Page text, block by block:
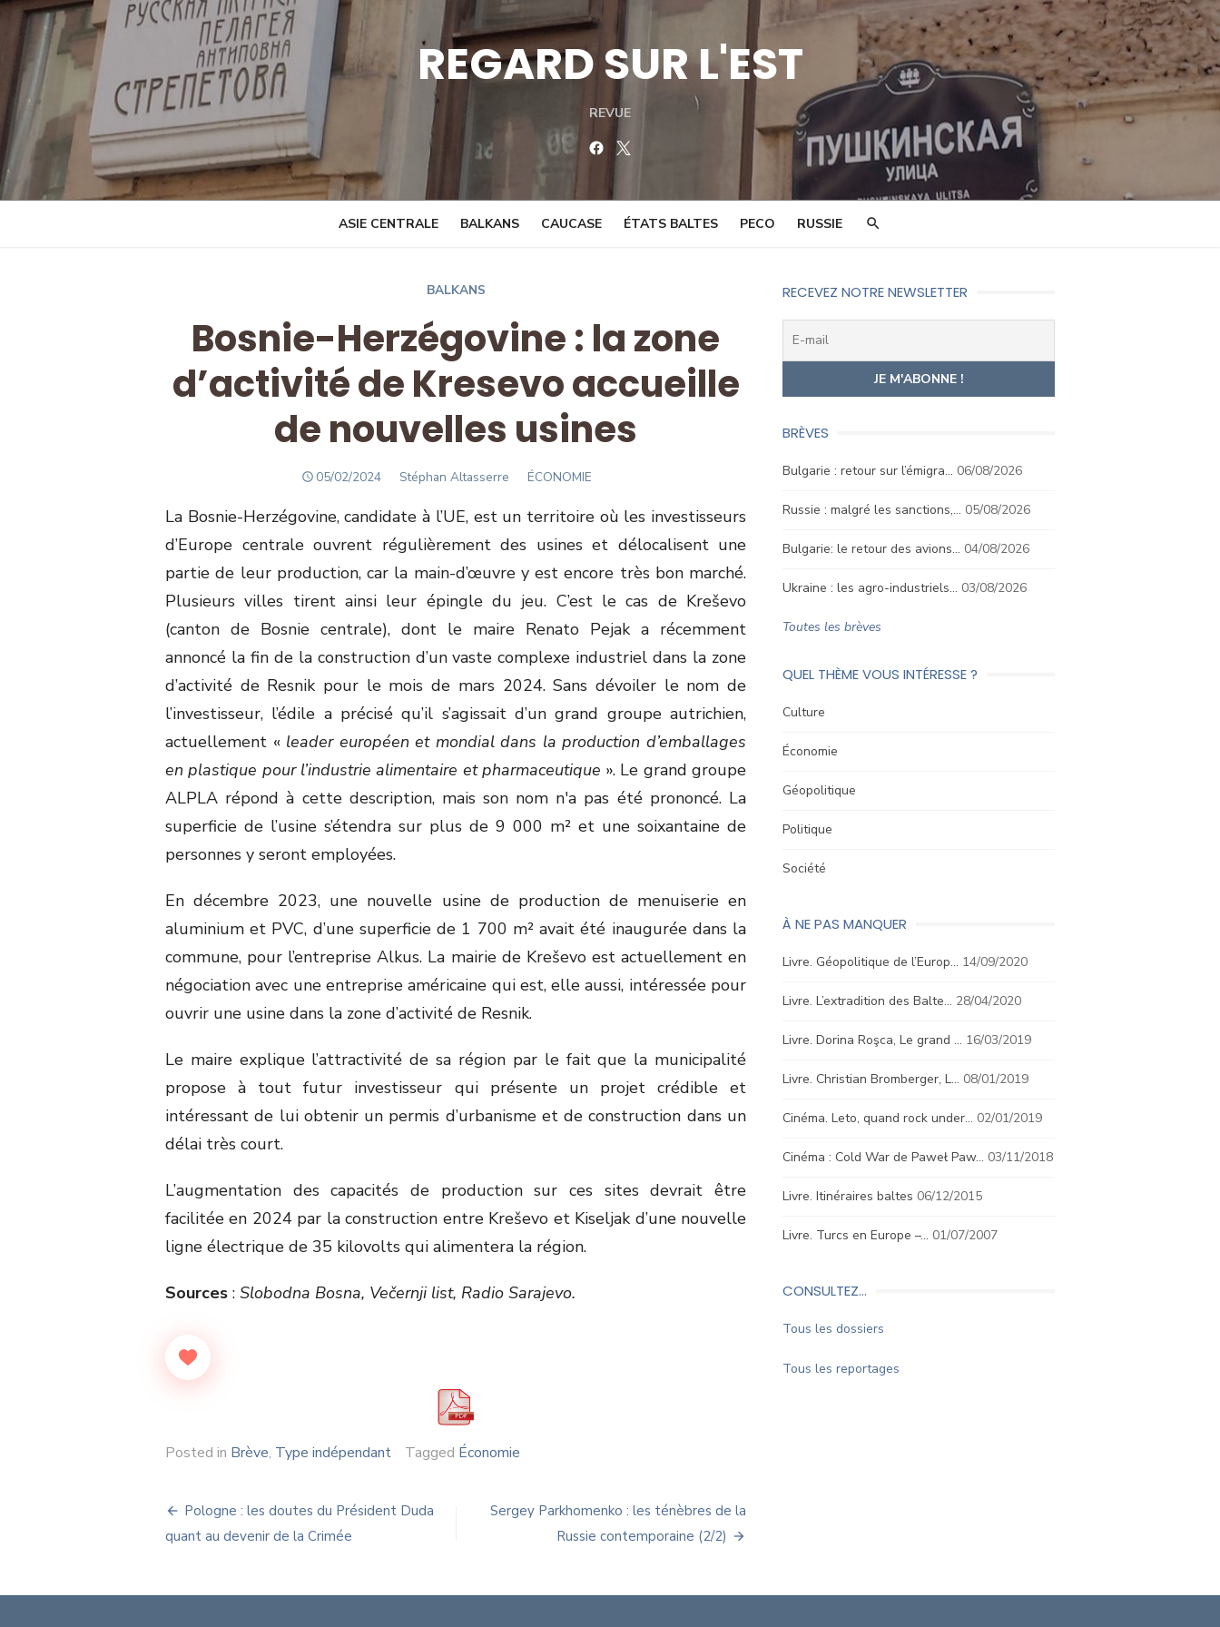
Skip
content
REGARD SUR L'EST
REVUE
Facebook
ASIE CENTRALE BALKANS CAUCASE ÉTATS BALTES PECO RUSSIE
BALKANS
Bosnie-Herzégovine : la zone
d’activité de Kresevo accueille
de nouvelles usines
POSTED
05/02/2024 Author
Stéphan Altasserre ÉCONOMIE
La Bosnie-Herzégovine, candidate à l’UE, est un territoire où les investisseurs
d’Europe centrale ouvrent régulièrement des usines et délocalisent une
partie de leur production, car la main-d’œuvre y est encore très bon marché.
Plusieurs villes tirent ainsi leur épingle du jeu. C’est le cas de Kreševo
(canton de Bosnie centrale), dont le maire Renato Pejak a récemment
annoncé la fin de la construction d’un vaste complexe industriel dans la zone
d’activité de Resnik pour le mois de mars 2024. Sans dévoiler le nom de
l’investisseur, l’édile a précisé qu’il s’agissait d’un grand groupe autrichien,
actuellement « leader européen et mondial dans la production d’emballages
en plastique pour l’industrie alimentaire et pharmaceutique ». Le grand groupe
ALPLA répond à cette description, mais son nom n'a pas été prononcé. La
superficie de l’usine s’étendra sur plus de 9 000 m² et une soixantaine de
personnes y seront employées.
En décembre 2023, une nouvelle usine de production de menuiserie en
aluminium et PVC, d’une superficie de 1 700 m² avait été inaugurée dans la
commune, pour l’entreprise Alkus. La mairie de Kreševo est actuellement en
négociation avec une entreprise américaine qui est, elle aussi, intéressée pour
ouvrir une usine dans la zone d’activité de Resnik.
Le maire explique l’attractivité de sa région par le fait que la municipalité
propose à tout futur investisseur qui présente un projet crédible et
intéressant de lui obtenir un permis d’urbanisme et de construction dans un
délai très court.
L’augmentation des capacités de production sur ces sites devrait être
facilitée en 2024 par la construction entre Kreševo et Kiseljak d’une nouvelle
ligne électrique de 35 kilovolts qui alimentera la région.
Sources : Slobodna Bosna, Večernji list, Radio Sarajevo.
Posted in Brève, Type indépendant Tagged Économie
Navigation
de
Pologne : les doutes du Président Duda
quant au devenir de la Crimée
Sergey Parkhomenko : les ténèbres de la
Russie contemporaine (2/2)
RECEVEZ NOTRE NEWSLETTER
BRÈVES
Bulgarie : retour sur l’émigra… 06/08/2026
Russie : malgré les sanctions,… 05/08/2026
Bulgarie: le retour des avions… 04/08/2026
Ukraine : les agro-industriels… 03/08/2026
Toutes les brèves
QUEL THÈME VOUS INTÉRESSE ?
Culture
Économie
Géopolitique
Politique
Société
À NE PAS MANQUER
Livre. Géopolitique de l’Europ… 14/09/2020
Livre. L’extradition des Balte… 28/04/2020
Livre. Dorina Roşca, Le grand … 16/03/2019
Livre. Christian Bromberger, L… 08/01/2019
Cinéma. Leto, quand rock under… 02/01/2019
Cinéma : Cold War de Paweł Paw… 03/11/2018
Livre. Itinéraires baltes 06/12/2015
Livre. Turcs en Europe –… 01/07/2007
CONSULTEZ…
Tous les dossiers
Tous les reportages